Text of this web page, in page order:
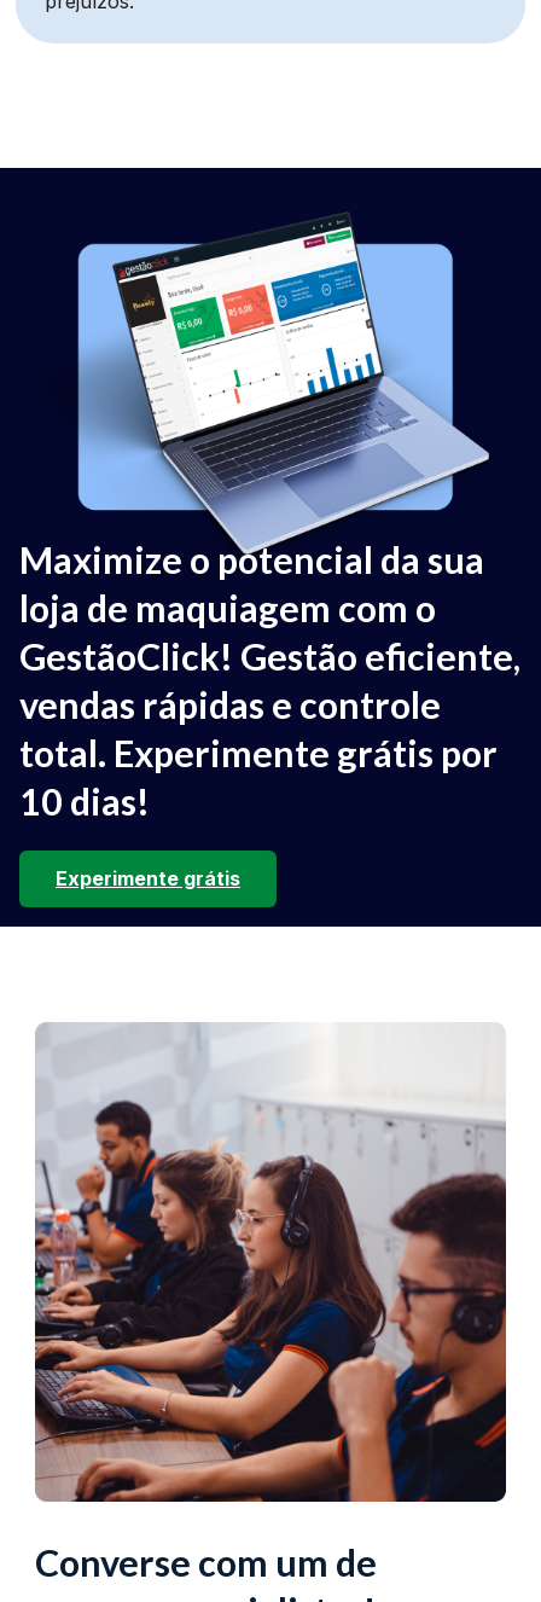
Maximize o potencial da sua
loja de maquiagem com o
GestãoClick! Gestão eficiente,
vendas rápidas e controle
total. Experimente grátis por
10 dias!
Experimente grátis
Converse com um de